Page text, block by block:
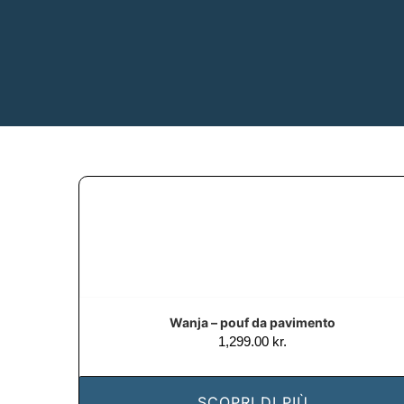
Wanja – pouf da pavimento
1,299.00 kr.